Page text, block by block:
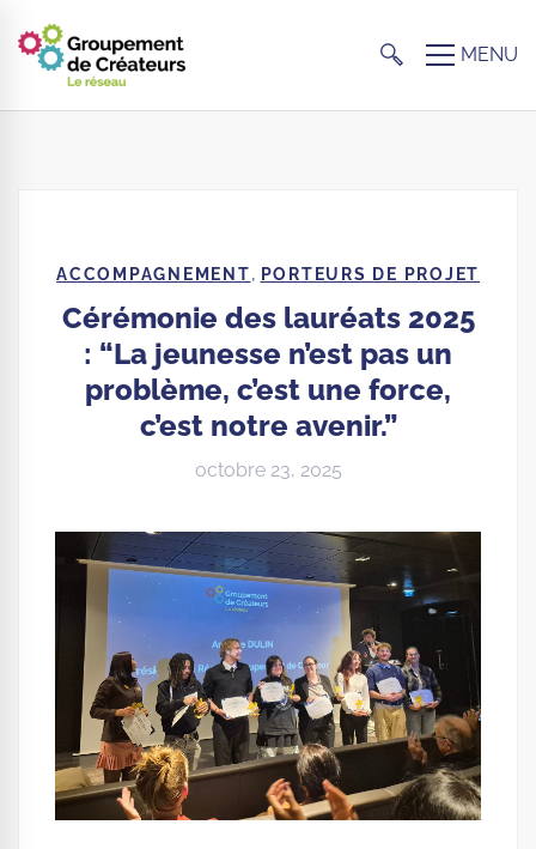
ACCOMPAGNEMENT, PORTEURS DE PROJET
Cérémonie des lauréats 2025
: “La jeunesse n’est pas un
problème, c’est une force,
c’est notre avenir.”
octobre 23, 2025